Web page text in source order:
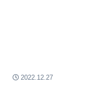
2022.12.27